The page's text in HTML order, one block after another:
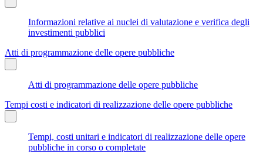
Informazioni relative ai nuclei di valutazione e verifica degli
investimenti pubblici
Atti di programmazione delle opere pubbliche
Atti di programmazione delle opere pubbliche
Tempi costi e indicatori di realizzazione delle opere pubbliche
Tempi, costi unitari e indicatori di realizzazione delle opere
pubbliche in corso o completate